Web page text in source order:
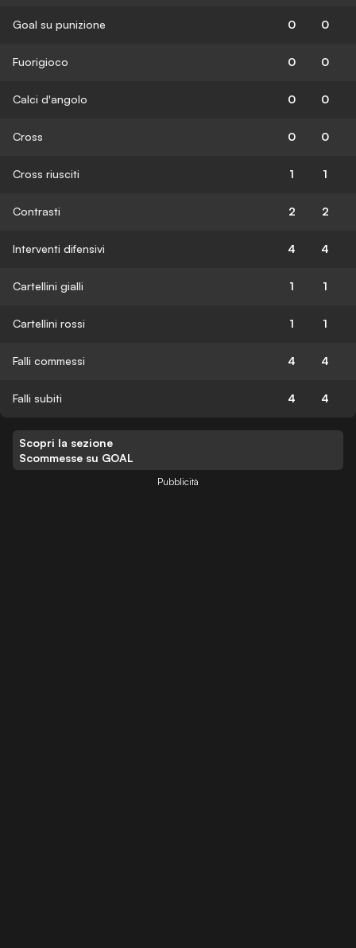
Goal su punizione 0 0
Fuorigioco 0 0
Calci d'angolo 0 0
Cross 0 0
Cross riusciti 1 1
Contrasti 2 2
Interventi difensivi 4 4
Cartellini gialli 1 1
Cartellini rossi 1 1
Falli commessi 4 4
Falli subiti 4 4
Scopri la sezione
Scommesse su GOAL
Pubblicità